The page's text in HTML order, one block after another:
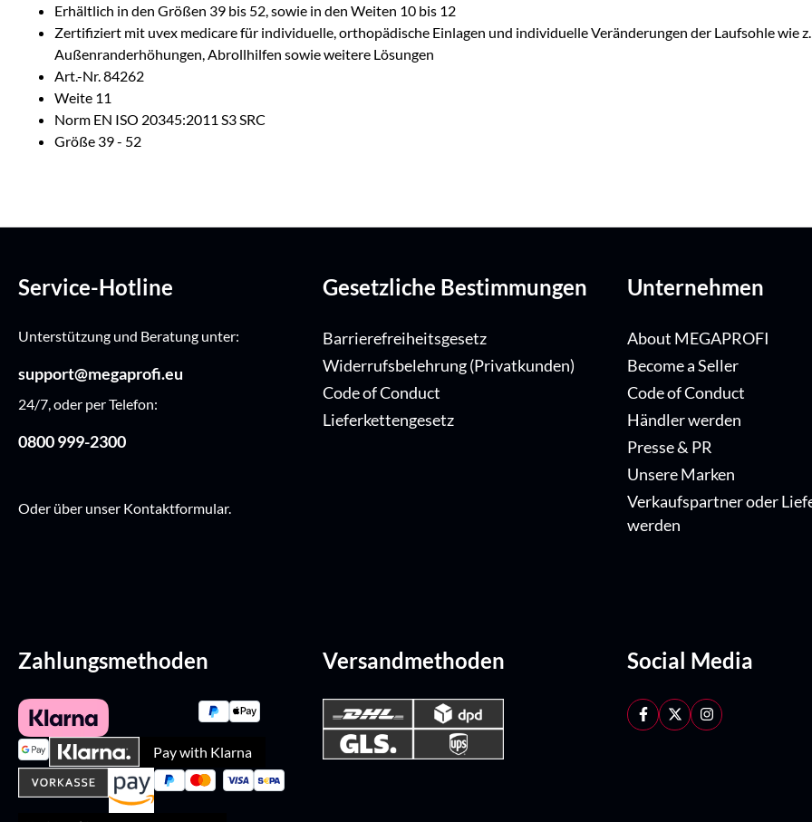
Erhältlich in den Größen 39 bis 52, sowie in den Weiten 10 bis 12
Zertifiziert mit uvex medicare für individuelle, orthopädische Einlagen und individuelle Veränderungen der Laufsohle wie
Außenranderhöhungen, Abrollhilfen sowie weitere Lösungen
Art.-Nr. 84262
Weite 11
Norm EN ISO 20345:2011 S3 SRC
Größe 39 - 52
Service-Hotline
Unterstützung und Beratung unter:
support@megaprofi.eu
24/7, oder per Telefon:
0800 999-2300
Oder über unser Kontaktformular.
Gesetzliche Bestimmungen
Barrierefreiheitsgesetz
Widerrufsbelehrung (Privatkunden)
Code of Conduct
Lieferkettengesetz
Unternehmen
About MEGAPROFI
Become a Seller
Code of Conduct
Händler werden
Presse & PR
Unsere Marken
Verkaufspartner oder
werden
Zahlungsmethoden
Pay with Klarna
Versandmethoden Social Media